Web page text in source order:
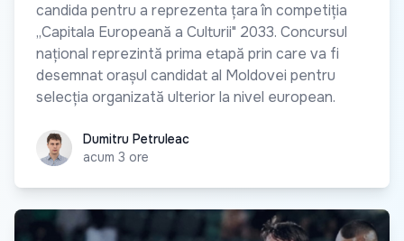
candida pentru a reprezenta țara în competiția
„Capitala Europeană a Culturii" 2033. Concursul
național reprezintă prima etapă prin care va fi
desemnat orașul candidat al Moldovei pentru
selecția organizată ulterior la nivel european.
Dumitru Petruleac
Dumitru Petruleac
acum 3 ore